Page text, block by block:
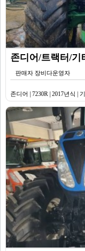
존디어/트랙터/기
판매자 장비다운영자
존디어 | 7230R | 2017년식 |